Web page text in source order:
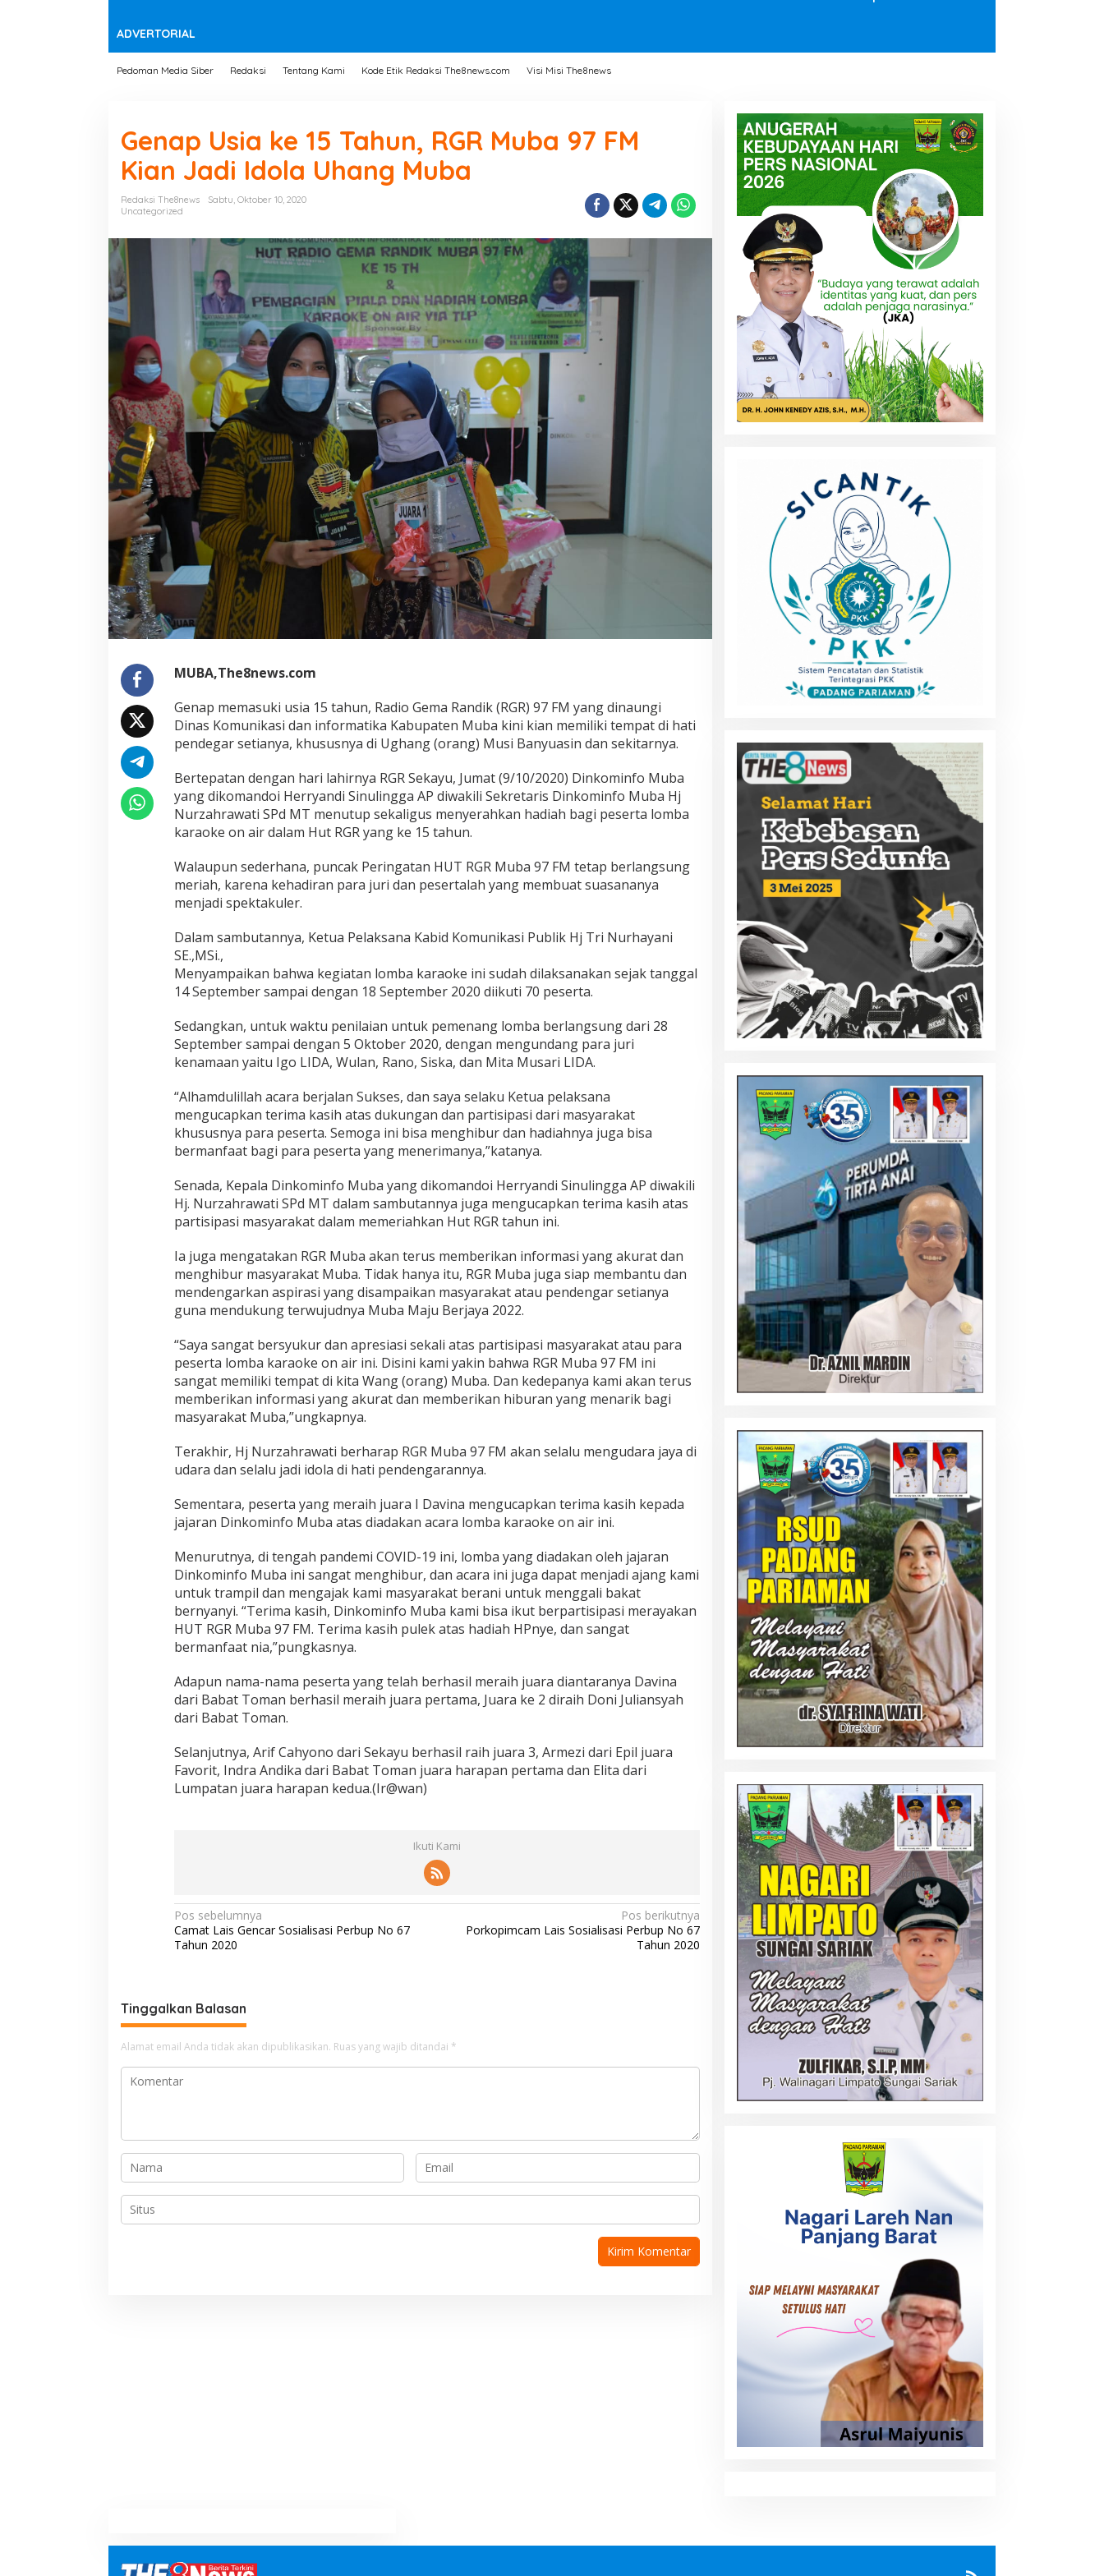
ADVERTORIAL
Pedoman Media Siber Redaksi Tentang Kami Kode Etik Redaksi The8news.com Visi Misi The8news
Genap Usia ke 15 Tahun, RGR Muba 97 FM
Kian Jadi Idola Uhang Muba
Redaksi The8news
Sabtu, Oktober 10, 2020
Uncategorized
MUBA,The8news.com
Genap memasuki usia 15 tahun, Radio Gema Randik (RGR) 97 FM yang dinaungi
Dinas Komunikasi dan informatika Kabupaten Muba kini kian memiliki tempat di hati
pendegar setianya, khususnya di Ughang (orang) Musi Banyuasin dan sekitarnya.
Bertepatan dengan hari lahirnya RGR Sekayu, Jumat (9/10/2020) Dinkominfo Muba
yang dikomandoi Herryandi Sinulingga AP diwakili Sekretaris Dinkominfo Muba Hj
Nurzahrawati SPd MT menutup sekaligus menyerahkan hadiah bagi peserta lomba
karaoke on air dalam Hut RGR yang ke 15 tahun.
Walaupun sederhana, puncak Peringatan HUT RGR Muba 97 FM tetap berlangsung
meriah, karena kehadiran para juri dan pesertalah yang membuat suasananya
menjadi spektakuler.
Dalam sambutannya, Ketua Pelaksana Kabid Komunikasi Publik Hj Tri Nurhayani
SE.,MSi.,
Menyampaikan bahwa kegiatan lomba karaoke ini sudah dilaksanakan sejak tanggal
14 September sampai dengan 18 September 2020 diikuti 70 peserta.
Sedangkan, untuk waktu penilaian untuk pemenang lomba berlangsung dari 28
September sampai dengan 5 Oktober 2020, dengan mengundang para juri
kenamaan yaitu Igo LIDA, Wulan, Rano, Siska, dan Mita Musari LIDA.
“Alhamdulillah acara berjalan Sukses, dan saya selaku Ketua pelaksana
mengucapkan terima kasih atas dukungan dan partisipasi dari masyarakat
khususnya para peserta. Semoga ini bisa menghibur dan hadiahnya juga bisa
bermanfaat bagi para peserta yang menerimanya,”katanya.
Senada, Kepala Dinkominfo Muba yang dikomandoi Herryandi Sinulingga AP diwakili
Hj. Nurzahrawati SPd MT dalam sambutannya juga mengucapkan terima kasih atas
partisipasi masyarakat dalam memeriahkan Hut RGR tahun ini.
Ia juga mengatakan RGR Muba akan terus memberikan informasi yang akurat dan
menghibur masyarakat Muba. Tidak hanya itu, RGR Muba juga siap membantu dan
mendengarkan aspirasi yang disampaikan masyarakat atau pendengar setianya
guna mendukung terwujudnya Muba Maju Berjaya 2022.
“Saya sangat bersyukur dan apresiasi sekali atas partisipasi masyarakat atau para
peserta lomba karaoke on air ini. Disini kami yakin bahwa RGR Muba 97 FM ini
sangat memiliki tempat di kita Wang (orang) Muba. Dan kedepanya kami akan terus
memberikan informasi yang akurat dan memberikan hiburan yang menarik bagi
masyarakat Muba,”ungkapnya.
Terakhir, Hj Nurzahrawati berharap RGR Muba 97 FM akan selalu mengudara jaya di
udara dan selalu jadi idola di hati pendengarannya.
Sementara, peserta yang meraih juara I Davina mengucapkan terima kasih kepada
jajaran Dinkominfo Muba atas diadakan acara lomba karaoke on air ini.
Menurutnya, di tengah pandemi COVID-19 ini, lomba yang diadakan oleh jajaran
Dinkominfo Muba ini sangat menghibur, dan acara ini juga dapat menjadi ajang kami
untuk trampil dan mengajak kami masyarakat berani untuk menggali bakat
bernyanyi. “Terima kasih, Dinkominfo Muba kami bisa ikut berpartisipasi merayakan
HUT RGR Muba 97 FM. Terima kasih pulek atas hadiah HPnye, dan sangat
bermanfaat nia,”pungkasnya.
Adapun nama-nama peserta yang telah berhasil meraih juara diantaranya Davina
dari Babat Toman berhasil meraih juara pertama, Juara ke 2 diraih Doni Juliansyah
dari Babat Toman.
Selanjutnya, Arif Cahyono dari Sekayu berhasil raih juara 3, Armezi dari Epil juara
Favorit, Indra Andika dari Babat Toman juara harapan pertama dan Elita dari
Lumpatan juara harapan kedua.(Ir@wan)
Ikuti Kami
N
a
g
a
s
i
s
Pos sebelumnya
Camat Lais Gencar Sosialisasi Perbup No 67
Tahun 2020
Pos berikutnya
Porkopimcam Lais Sosialisasi Perbup No 67
Tahun 2020
Tinggalkan Balasan
Alamat email Anda tidak akan dipublikasikan. Ruas yang wajib ditandai *